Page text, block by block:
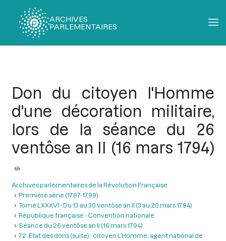
ARCHIVES
PARLEMENTAIRES
Don du citoyen l'Homme
d'une décoration militaire,
lors de la séance du 26
ventôse an II (16 mars 1794)
Archives parlementaires de la Révolution Française
Première série (1787-1799)
Tome LXXXVI - Du 13 au 30 ventôse an II (3 au 20 mars 1794)
République française - Convention nationale
Séance du 26 ventôse an II (16 mars 1794)
72. Etat des dons (suite) : citoyen L’Homme, agent national de